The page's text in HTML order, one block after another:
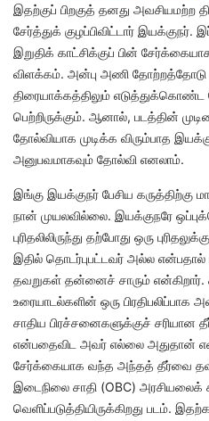
இதற்குப் பிறகுத் தனது அவசியமற்ற
சேர்த்துக் குழப்பிவிட்டார்
இறுதிக் காட்சிக்குப் பின்
விளக்கம். அன்பு அணி தோற்றத்தோடு
திரையாக்கத்திலும் எடுத்துக்கொண்ட
பெற்றிருக்கும். ஆனால், படத்தின்
தோல்வியாக முடிக்க விரும்பாத
அனுபவமாகவும் தோல்வி எனலாம்.
இங்கு இயக்குநர் பேசிய கருத்திற்கு
நான் முயலவில்லை. இயக்குநரே
புரிதலிலிருந்து தற்போது ஒரு
இதில் தொடர்புபட்டவர் அல்ல
தவறுகள் தன்னைச் சாரும் என்கிறார்.
உரையாடல்களின் ஒரு பிரதிபலிப்பாக
சாதிய பிரச்சனைகளுக்குச்
என்பதைவிட அவர் எல்லை அதுதான்
சேர்க்கையாக வந்த அந்தத் தீர்வை
இடைநிலை சாதி (OBC) அரசியலைக்
வெளிப்படுத்தியிருக்கிறது படம்.